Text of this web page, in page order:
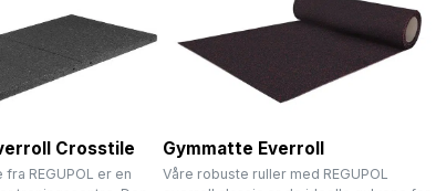
Crosstile
REGUPOL er en
Gymmatte Everroll
Våre robuste ruller med REGUPOL